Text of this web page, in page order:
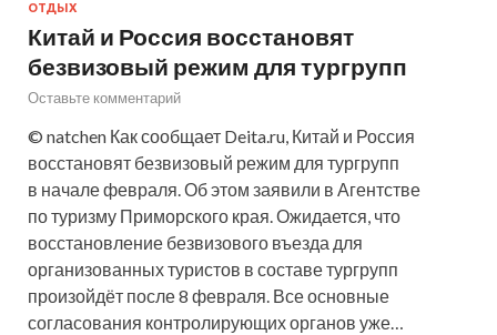
ОТДЫХ
Китай и Россия восстановят
безвизовый режим для тургрупп
Оставьте комментарий
© natchen Как сообщает Deita.ru, Китай и Россия
восстановят безвизовый режим для тургрупп
в начале февраля. Об этом заявили в Агентстве
по туризму Приморского края. Ожидается, что
восстановление безвизового въезда для
организованных туристов в составе тургрупп
произойдёт после 8 февраля. Все основные
согласования контролирующих органов уже…